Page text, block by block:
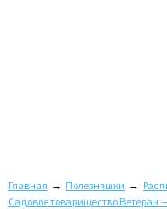
Главная → Полезняшки →
Садовое товарищество